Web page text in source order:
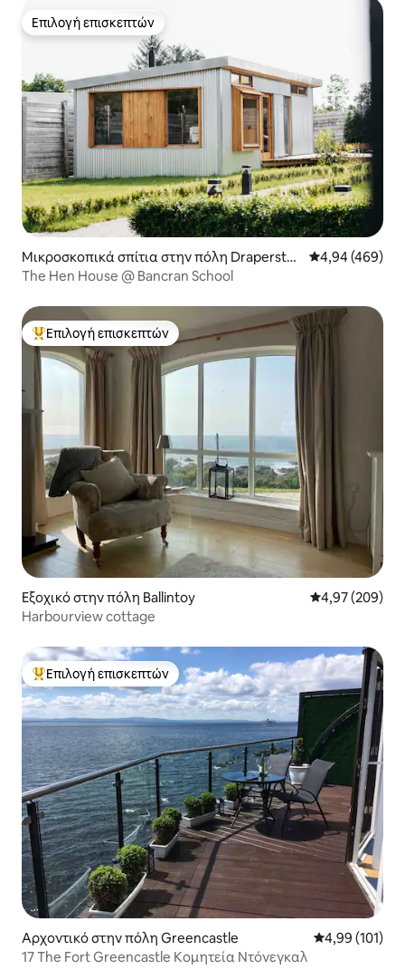
Επιλογή επισκεπτών
Επιλογή επισκεπτών
Μικροσκοπικά σπίτια στην πόλη Drapersto
wn
Μέση
4,94 (469)
The Hen House @ Bancran School
Κορυφαία επιλογή επισκεπτών
Επιλογή επισκεπτών
Εξοχικό στην πόλη Ballintoy Μέση
4,97 (209)
Harbourview cottage
Κορυφαία επιλογή επισκεπτών
Επιλογή επισκεπτών
Αρχοντικό στην πόλη Greencastle Μέση
4,99 (101)
17 The Fort Greencastle Κομητεία Ντόνεγκαλ